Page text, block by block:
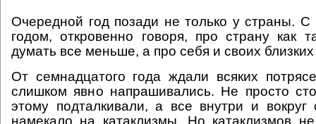
Очередной год позади не только у страны.
годом, откровенно говоря, про страну как
думать все меньше, а про себя и своих
От семнадцатого года ждали всяких
слишком явно напрашивались. Не просто
этому подталкивали, а все внутри и вокруг
намекало на катаклизмы. Но катаклизмов